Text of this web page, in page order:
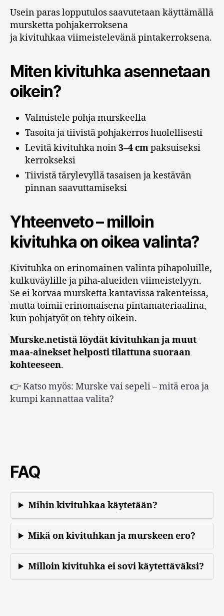
Usein paras lopputulos saavutetaan käyttämällä
mursketta pohjakerroksena
ja kivituhkaa viimeistelevänä pintakerroksena.
Miten kivituhka asennetaan
oikein?
Valmistele pohja murskeella
Tasoita ja tiivistä pohjakerros huolellisesti
Levitä kivituhka noin3–4 cmpaksuiseksi
kerrokseksi
Tiivistä tärylevyllä tasaisen ja kestävän
pinnan saavuttamiseksi
Yhteenveto – milloin
kivituhka on oikea valinta?
Kivituhka on erinomainen valinta pihapoluille,
kulkuväylille ja piha-alueiden viimeistelyyn.
Se ei korvaa mursketta kantavissa rakenteissa,
mutta toimii erinomaisena pintamateriaalina,
kun pohjatyöt on tehty oikein.
Murske.netistä löydät kivituhkan ja muut
maa-ainekset helposti tilattuna suoraan
kohteeseen.
👉Katso myös: Murske vai sepeli – mitä eroa ja
kumpi kannattaa valita?
FAQ
Mihin kivituhkaa käytetään?
Mikä on kivituhkan ja murskeen ero?
Milloin kivituhka ei sovi käytettäväksi?